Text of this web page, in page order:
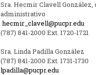
Sra. Hecmir Clavell González,
administrativo
hecmir_clavell@pucpr.edu
(787) 841-2000 Ext. 1720-1721
Sra. Linda Padilla González
(787) 841-2000 Ext. 1731-1730
lpadilla@pucpr.edu